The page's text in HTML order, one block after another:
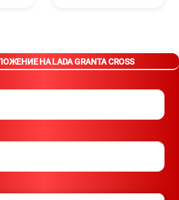
НА LADA GRANTA CROSS